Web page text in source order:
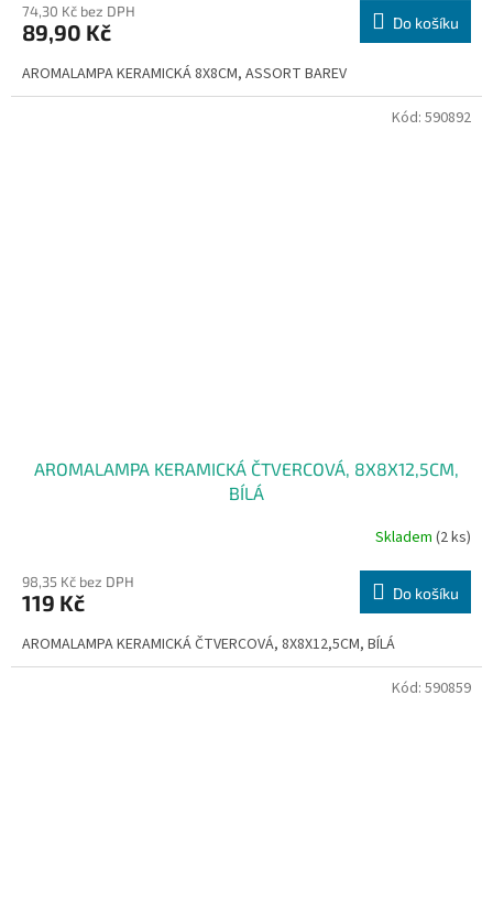
74,30 Kč bez DPH
89,90 Kč Do košíku
AROMALAMPA KERAMICKÁ 8X8CM, ASSORT BAREV
AROMALAMPA KERAMICKÁ ČTVERCOVÁ, 8X8X12,5CM,
BÍLÁ
Skladem (2 ks)
98,35 Kč bez DPH
119 Kč Do košíku
AROMALAMPA KERAMICKÁ ČTVERCOVÁ, 8X8X12,5CM, BÍLÁ
Kód: 590892
Kód: 590859